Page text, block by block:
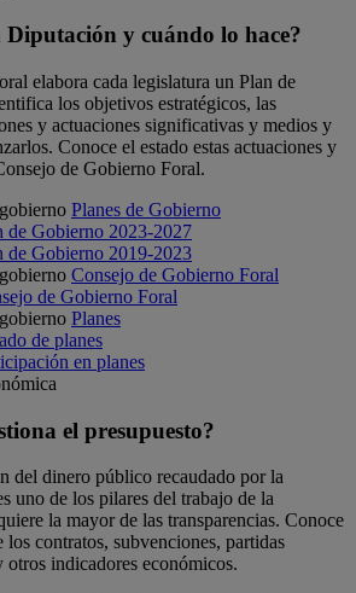
Diputación y cuándo lo hace?
elabora cada legislatura un Plan de
los objetivos estratégicos, las
y actuaciones significativas y medios y
Conoce el estado estas actuaciones y
de Gobierno Foral.
Planes de Gobierno
de Gobierno 2023-2027
de Gobierno 2019-2023
Consejo de Gobierno Foral
de Gobierno Foral
Planes
de planes
en planes
el presupuesto?
del dinero público recaudado por la
uno de los pilares del trabajo de la
la mayor de las transparencias. Conoce
contratos, subvenciones, partidas
otros indicadores económicos.